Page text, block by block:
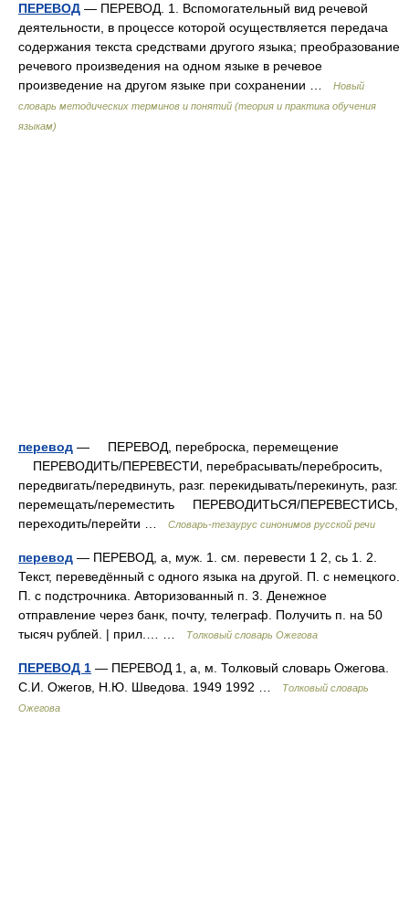
ПЕРЕВОД — ПЕРЕВОД. 1. Вспомогательный вид речевой
деятельности, в процессе которой осуществляется передача
содержания текста средствами другого языка; преобразование
речевого произведения на одном языке в речевое
произведение на другом языке при сохранении …
Новый
словарь методических терминов и понятий (теория и практика обучения
языкам)
перевод — ПЕРЕВОД, переброска, перемещение
ПЕРЕВОДИТЬ/ПЕРЕВЕСТИ, перебрасывать/перебросить,
передвигать/передвинуть, разг. перекидывать/перекинуть, разг.
перемещать/переместить ПЕРЕВОДИТЬСЯ/ПЕРЕВЕСТИСЬ,
переходить/перейти …
Словарь-тезаурус синонимов русской речи
перевод — ПЕРЕВОД, а, муж. 1. см. перевести 1 2, сь 1. 2.
Текст, переведённый с одного языка на другой. П. с немецкого.
П. с подстрочника. Авторизованный п. 3. Денежное
отправление через банк, почту, телеграф. Получить п. на 50
тысяч рублей. | прил.… …
Толковый словарь Ожегова
ПЕРЕВОД 1 — ПЕРЕВОД 1, а, м. Толковый словарь Ожегова.
С.И. Ожегов, Н.Ю. Шведова. 1949 1992 …
Толковый словарь
Ожегова